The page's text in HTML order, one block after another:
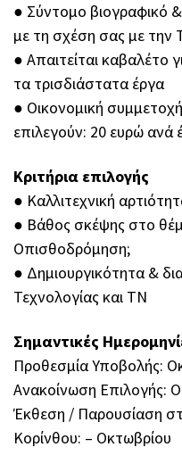
●︎ Σύντομο βιογραφικό
με τη σχέση σας με την
●︎ Απαιτείται καβαλέτο
τα τρισδιάστατα έργα
●︎ Οικονομική
επιλεγούν: 20 ευρώ ανά
Κριτήρια επιλογής
●︎ Καλλιτεχνική
●︎ Βάθος σκέψης στο
Οπισθοδρόμηση;
●︎ Δημιουργικότητα &
Τεχνολογίας και ΤΝ
Σημαντικές
Προθεσμία Υποβολής:
Ανακοίνωση Επιλογής:
Έκθεση / Παρουσίαση
Κορίνθου: – Οκτωβρίου